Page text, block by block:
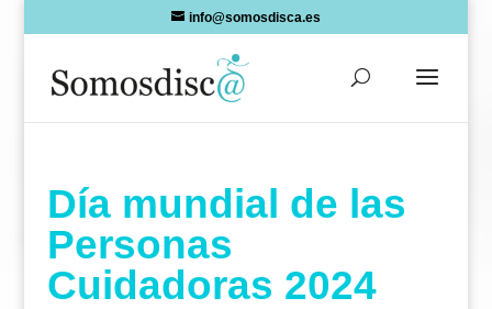
info@somosdisca.es
Día mundial de las
Personas
Cuidadoras 2024